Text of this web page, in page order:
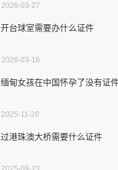
2026-03-27
开台球室需要办什么证件
2026-03-16
缅甸女孩在中国怀孕了没有证
2025-11-20
过港珠澳大桥需要什么证件